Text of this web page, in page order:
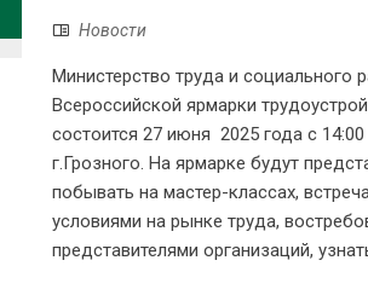
Новости
Министерство труда и социального
Всероссийской ярмарки
состоится 27 июня 2025 года с
г.Грозного. На ярмарке будут
побывать на мастер-классах,
условиями на рынке труда,
представителями организаций,